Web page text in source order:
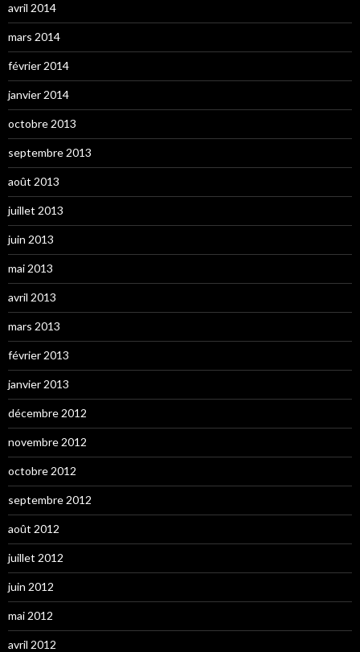
avril 2014
mars 2014
février 2014
janvier 2014
octobre 2013
septembre 2013
août 2013
juillet 2013
juin 2013
mai 2013
avril 2013
mars 2013
février 2013
janvier 2013
décembre 2012
novembre 2012
octobre 2012
septembre 2012
août 2012
juillet 2012
juin 2012
mai 2012
avril 2012